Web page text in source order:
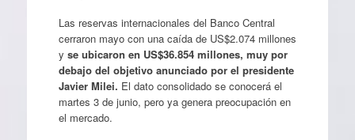
Las reservas internacionales del Banco Central
cerraron mayo con una caída de US$2.074 millones
y se ubicaron en US$36.854 millones, muy por
debajo del objetivo anunciado por el presidente
Javier Milei. El dato consolidado se conocerá el
martes 3 de junio, pero ya genera preocupación en
el mercado.